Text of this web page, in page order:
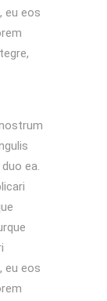
eu eos
ea.
eu eos